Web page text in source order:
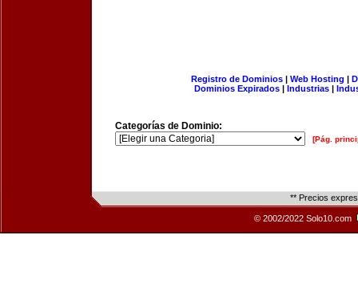
Registro de Dominios| Web Hosting |
Dominios Expirados | Industrias |
Categorías de Dominio:
[Pág.
** Precios
© 2002/2022 Solo10.com